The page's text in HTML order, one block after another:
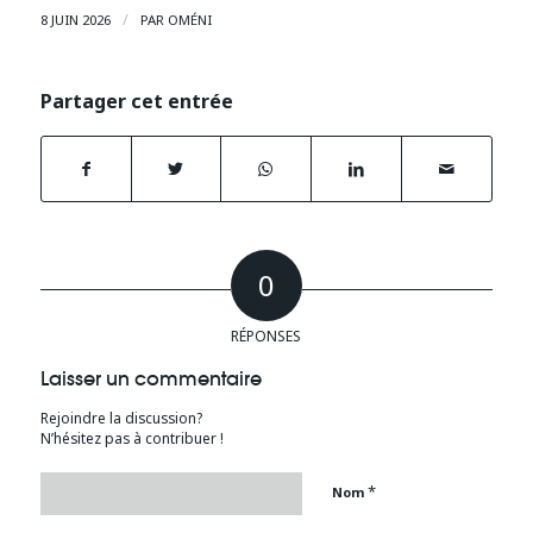
8 JUIN 2026 / PAR OMÉNI
Partager cet entrée
0
RÉPONSES
Laisser un commentaire
Rejoindre la discussion?
N’hésitez pas à contribuer !
Nom *